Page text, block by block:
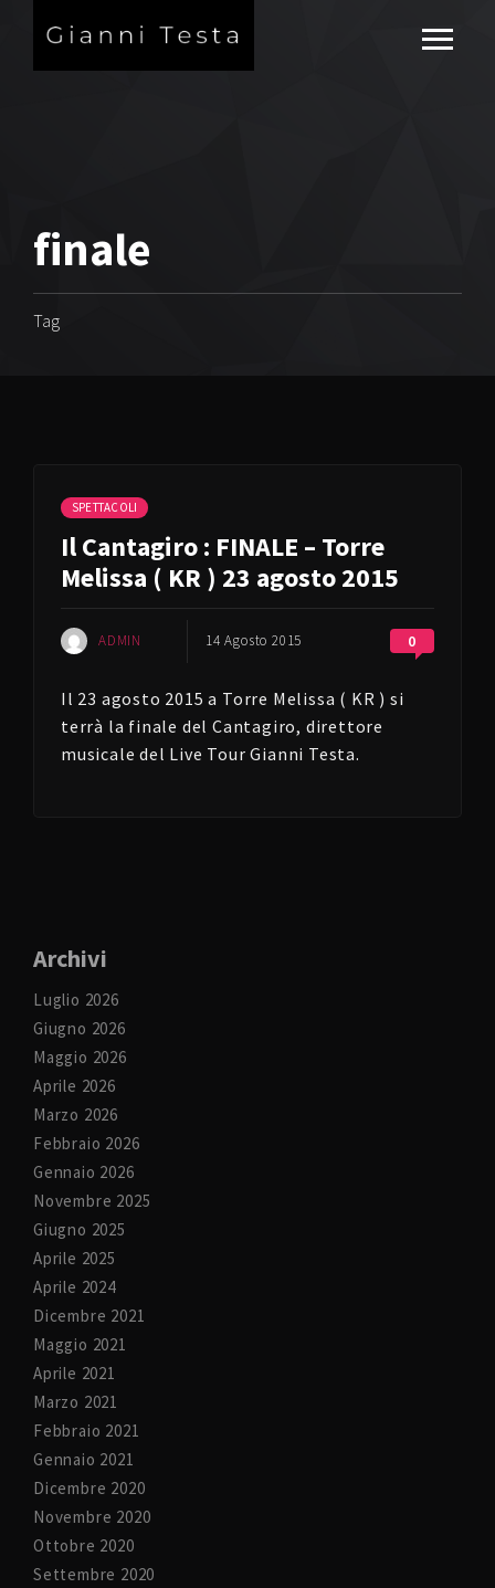
finale
Tag
SPETTACOLI
Il Cantagiro : FINALE – Torre
Melissa ( KR ) 23 agosto 2015
ADMIN 14 Agosto 2015 0
Il 23 agosto 2015 a Torre Melissa ( KR ) si
terrà la finale del Cantagiro, direttore
musicale del Live Tour Gianni Testa.
Archivi
Luglio 2026
Giugno 2026
Maggio 2026
Aprile 2026
Marzo 2026
Febbraio 2026
Gennaio 2026
Novembre 2025
Giugno 2025
Aprile 2025
Aprile 2024
Dicembre 2021
Maggio 2021
Aprile 2021
Marzo 2021
Febbraio 2021
Gennaio 2021
Dicembre 2020
Novembre 2020
Ottobre 2020
Settembre 2020